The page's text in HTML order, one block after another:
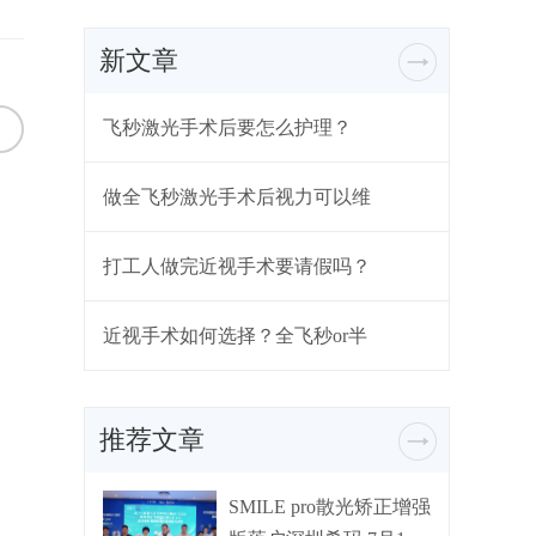
新文章
飞秒激光手术后要怎么护理？
做全飞秒激光手术后视力可以维
打工人做完近视手术要请假吗？
近视手术如何选择？全飞秒or半
推荐文章
SMILE pro散光矫正增强